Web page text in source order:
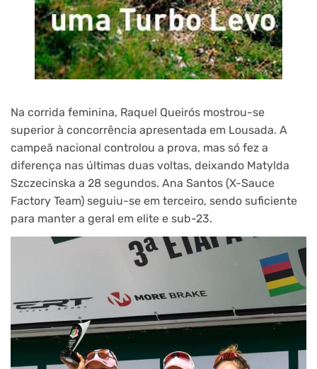
Na corrida feminina, Raquel Queirós mostrou-se
superior à concorrência apresentada em Lousada. A
campeã nacional controlou a prova, mas só fez a
diferença nas últimas duas voltas, deixando Matylda
Szczecinska a 28 segundos. Ana Santos (X-Sauce
Factory Team) seguiu-se em terceiro, sendo suficiente
para manter a geral em elite e sub-23.